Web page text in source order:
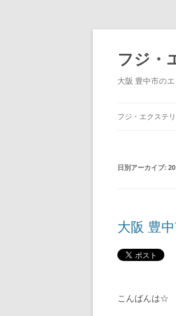
コ
ン
ツ
へ
ス
フジ・
大阪 豊中市の
フジ・エクステ
日別アーカイブ:
大阪 豊
こんばんは☆